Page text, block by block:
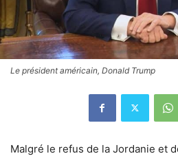
Le président américain, Donald Trump
Malgré le refus de la Jordanie et